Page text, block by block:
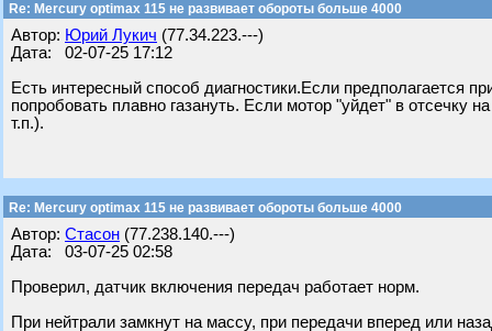
Re: Mercury optimax 115 не развивает обороты больше 4000
Автор: Юрий Лукич (77.34.223.---)
Дата: 02-07-25 17:12
Есть интересный способ диагностики.Если предполагается
попробовать плавно газануть. Если мотор "уйдет" в отсечку
т.п.).
Re: Mercury optimax 115 не развивает обороты больше 4000
Автор: Стасон (77.238.140.---)
Дата: 03-07-25 02:58
Проверил, датчик включения передач работает норм.
При нейтрали замкнут на массу, при передачи вперед или